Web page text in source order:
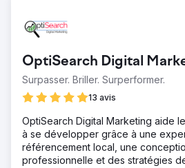
OptiSearch Digital
Surpasser. Briller. Surperformer.
13 avis
OptiSearch Digital Marketing aide
à se développer grâce à une
référencement local, une
professionnelle et des stratégies